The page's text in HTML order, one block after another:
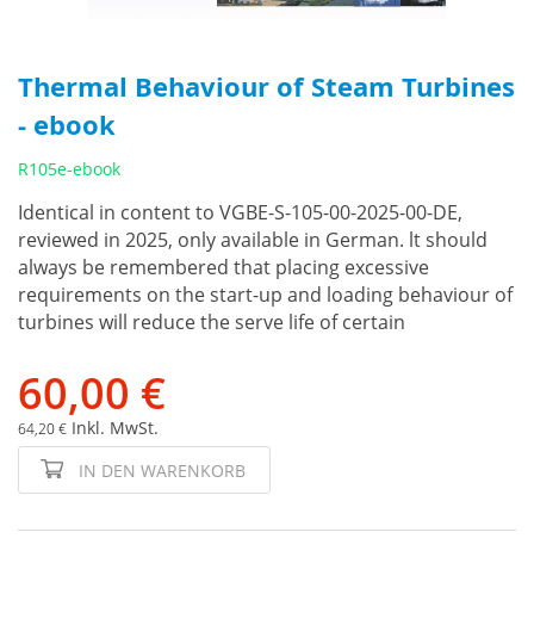
Thermal Behaviour of Steam Turbines
- ebook
R105e-ebook
Identical in content to VGBE-S-105-00-2025-00-DE,
reviewed in 2025, only available in German. lt should
always be remembered that placing excessive
requirements on the start-up and loading behaviour of
turbines will reduce the serve life of certain
60,00 €
64,20 € Inkl. MwSt.
IN DEN WARENKORB